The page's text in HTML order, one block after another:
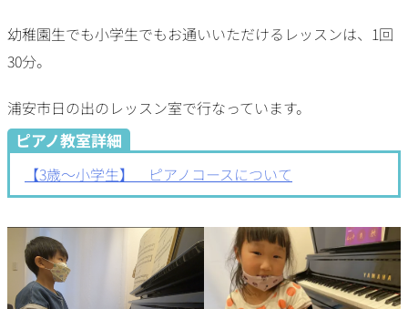
幼稚園生でも小学生でもお通いいただけるレッスンは、1回
30分。
浦安市日の出のレッスン室で行なっています。
ピアノ教室詳細
【3歳〜小学生】 ピアノコースについて